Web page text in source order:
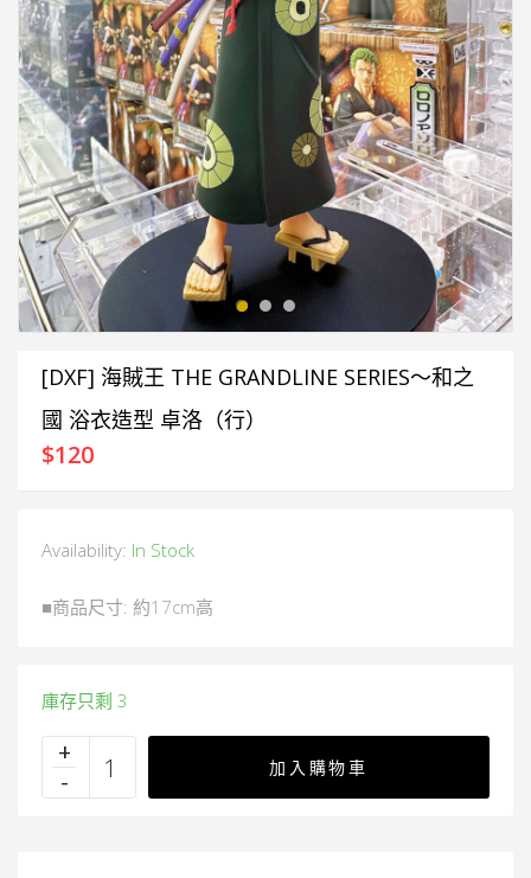
[DXF] 海賊王 THE GRANDLINE SERIES～和之
國 浴衣造型 卓洛（行）
$120
Availability: In Stock
■商品尺寸: 約17cm高
庫存只剩 3
加入購物車